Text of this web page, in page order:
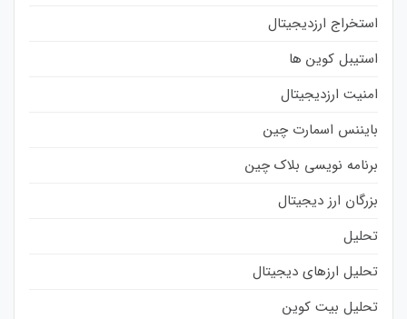
استخراج ارزدیجیتال
استیبل کوین ها
امنیت ارزدیجیتال
بایننس اسمارت چین
برنامه نویسی بلاک چین
بزرگان ارز دیجیتال
تحلیل
تحلیل ارزهای دیجیتال
تحلیل بیت کوین